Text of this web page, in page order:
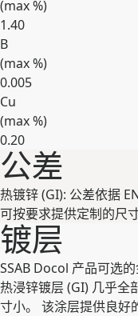
(max%)
1.40
B
(max%)
0.005
Cu
(max%)
0.20
展开
公差
热镀锌 (GI): 公差依据
可按要求提供定制的尺
镀层
SSAB Docol 产品可选
热浸锌镀层 (GI) 几乎全
寸小。 该涂层提供良好